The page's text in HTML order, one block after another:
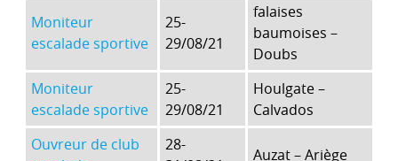
Moniteur
escalade sportive
25-
29/08/21
falaises
baumoises –
Doubs
Moniteur
escalade sportive
25-
29/08/21
Houlgate –
Calvados
Ouvreur de club
28-
Auzat – Ariège